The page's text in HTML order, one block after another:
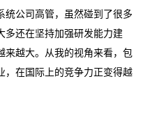
公司高管，虽然碰到了很多
多还在坚持加强研发能力建
来越大。从我的视角来看，包
，在国际上的竞争力正变得越